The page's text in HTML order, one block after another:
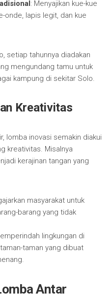
: Menyajikan kue-kue
onde, lapis legit, dan kue
setiap tahunnya diadakan
mengundang tamu untuk
kampung di sekitar Solo.
Kreativitas
lomba inovasi semakin diakui
kreativitas. Misalnya
kerajinan tangan yang
masyarakat untuk
barang yang tidak
lingkungan di
taman yang dibuat
Antar